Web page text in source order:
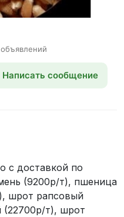
Написать сообщение
с доставкой по
(9200р/т), пшеница
шрот рапсовый
т), шрот